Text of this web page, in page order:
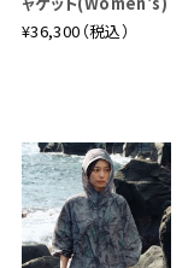
¥36,300（税込）